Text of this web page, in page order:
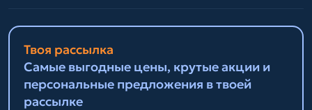
Твоя рассылка
Самые выгодные цены, крутые акции и
персональные предложения в твоей
рассылке